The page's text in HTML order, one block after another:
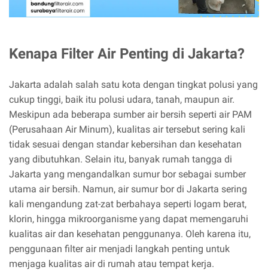
Kenapa Filter Air Penting di Jakarta?
Jakarta adalah salah satu kota dengan tingkat polusi yang
cukup tinggi, baik itu polusi udara, tanah, maupun air.
Meskipun ada beberapa sumber air bersih seperti air PAM
(Perusahaan Air Minum), kualitas air tersebut sering kali
tidak sesuai dengan standar kebersihan dan kesehatan
yang dibutuhkan. Selain itu, banyak rumah tangga di
Jakarta yang mengandalkan sumur bor sebagai sumber
utama air bersih. Namun, air sumur bor di Jakarta sering
kali mengandung zat-zat berbahaya seperti logam berat,
klorin, hingga mikroorganisme yang dapat memengaruhi
kualitas air dan kesehatan penggunanya. Oleh karena itu,
penggunaan filter air menjadi langkah penting untuk
menjaga kualitas air di rumah atau tempat kerja.